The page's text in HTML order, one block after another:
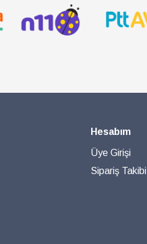
SEPETE EKLE
Hesabım
Üye Girişi
Sipariş Takibi